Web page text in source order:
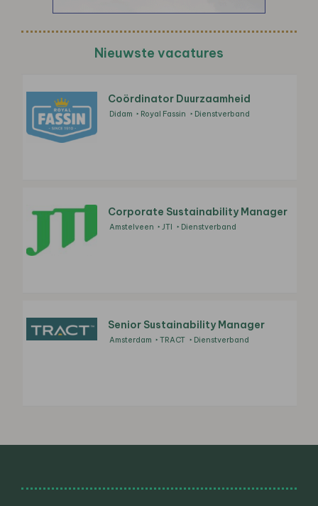
Nieuwste vacatures
Coördinator Duurzaamheid
Didam Royal Fassin Dienstverband
Corporate Sustainability Manager
Amstelveen JTI Dienstverband
Senior Sustainability Manager
Amsterdam TRACT Dienstverband